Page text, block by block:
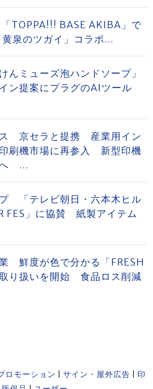
TOPPA!!! BASE AKIBA」で
泉のツガイ」コラボ...
んミューズ泡ハンドソープ」
ン提案にプラグのAIツール
京セラと提携 産業用イン
刷機市場に再参入 新型印機
へ ...
「テレビ朝日・六本木ヒル
FES」に協賛 紙製アイテム
鮮度が色で分かる「FRESH
り扱いを開始 食品ロス削減
ロモーション サイン・屋外広告
印